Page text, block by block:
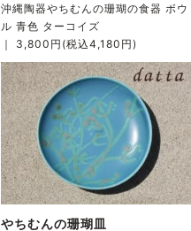
沖縄陶器やちむんの珊瑚の食器 ボウ
ル 青色 ターコイズ
｜ 3,800円(税込4,180円)
やちむんの珊瑚皿